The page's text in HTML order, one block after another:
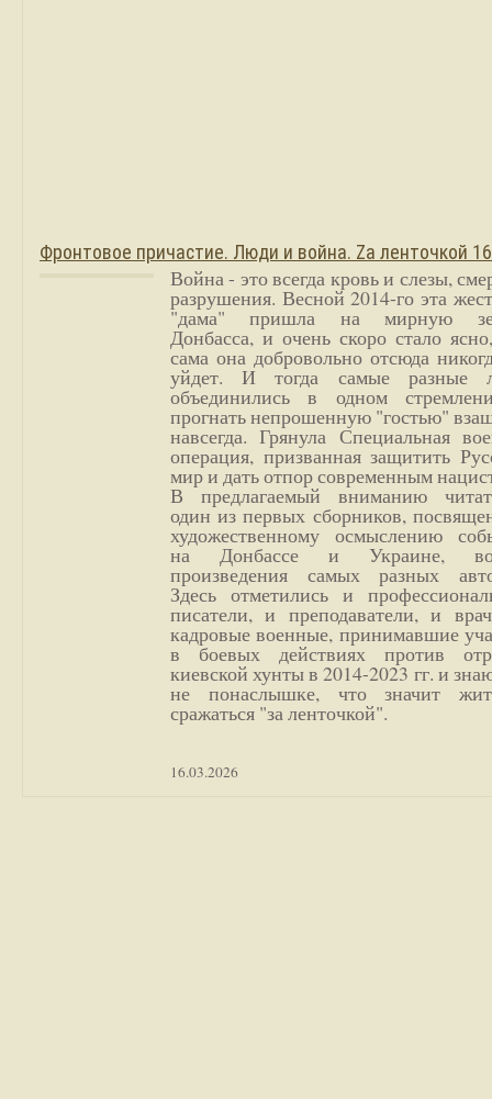
Фронтовое причастие. Люди и война. Zа ленточкой
Война - это всегда кровь и слезы,
разрушения. Весной 2014-го эта
"дама" пришла на мирную
Донбасса, и очень скоро стало
сама она добровольно отсюда
уйдет. И тогда самые разные
объединились в одном
прогнать непрошенную "гостью"
навсегда. Грянула Специальная
операция, призванная защитить
мир и дать отпор современным
В предлагаемый вниманию
один из первых сборников,
художественному осмыслению
на Донбассе и Украине,
произведения самых разных
Здесь отметились и
писатели, и преподаватели, и
кадровые военные, принимавшие
в боевых действиях против
киевской хунты в 2014-2023 гг. и
не понаслышке, что значит
сражаться "за ленточкой".
16.03.2026